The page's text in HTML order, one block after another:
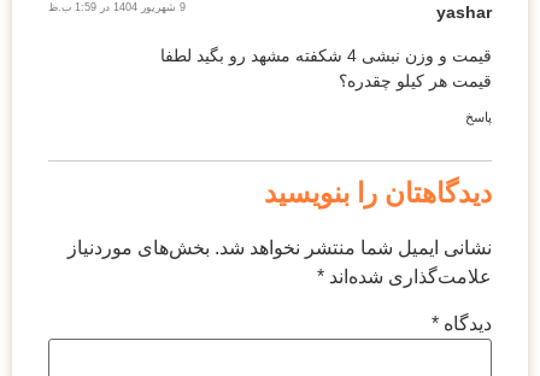
yashar 9 شهریور 1404 در 1:59 ب.ظ
قیمت و وزن نبشی 4 شکفته مشهد رو بگید لطفا
قیمت هر کیلو چقدره؟
پاسخ
دیدگاهتان را بنویسید
نشانی ایمیل شما منتشر نخواهد شد. بخش‌های موردنیاز
علامت‌گذاری شده‌اند *
دیدگاه *